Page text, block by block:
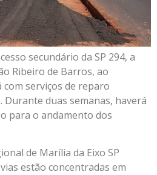
secundário da SP 294, a
Ribeiro de Barros, ao
com serviços de reparo
duas semanas, haverá
para o andamento dos
de Marília da Eixo SP
estão concentradas em